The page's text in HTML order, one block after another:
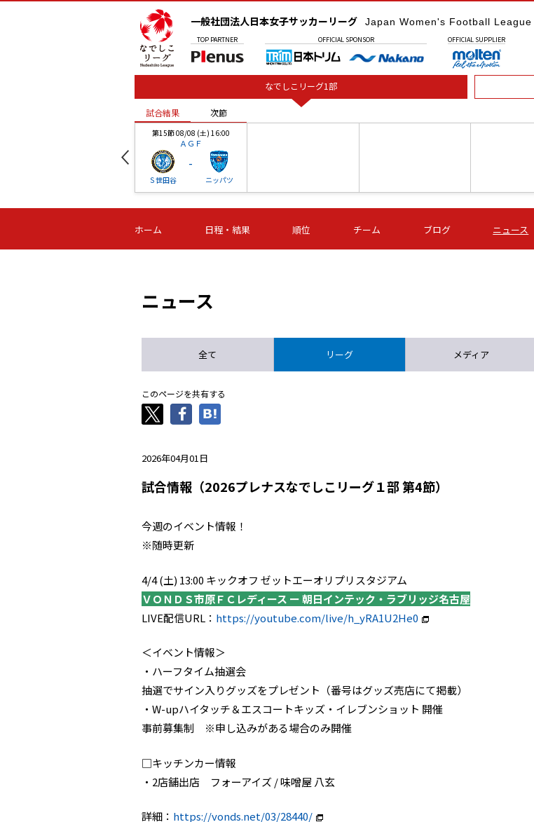
一般社団法人日本女子サッカーリーグ Japan Women's Football League
TOP PARTNER OFFICIAL SPONSOR OFFICIAL SUPPLIER
なでしこリーグ1部
試合結果 次節
第15節 08/08 (土) 16:00
ＡＧＦ
Ｓ世田谷
-
ニッパツ
-
第16節 09/05 (土) 15:00
ニッパツ
-
第16節 09/05 (土) 15:00
石人の星
-
第16節 09/05 (土) 16:00
ＡＧＦ
-
いちご
-
試合結果 次節
ホーム 日程・結果 順位 チーム ブログ ニュース
ニュース
全て リーグ メディア
このページを共有する
2026年04月01日
試合情報（2026プレナスなでしこリーグ１部 第4節）
今週のイベント情報！
※随時更新
4/4 (土) 13:00 キックオフ ゼットエーオリプリスタジアム
ＶＯＮＤＳ市原ＦＣレディース ー 朝日インテック・ラブリッジ名古屋
LIVE配信URL： https://youtube.com/live/h_yRA1U2He0
＜イベント情報＞
・ハーフタイム抽選会
抽選でサイン入りグッズをプレゼント（番号はグッズ売店にて掲載）
・W-upハイタッチ＆エスコートキッズ・イレブンショット 開催
事前募集制 ※申し込みがある場合のみ開催
□キッチンカー情報
・2店舗出店 フォーアイズ / 味噌屋 八玄
詳細： https://vonds.net/03/28440/